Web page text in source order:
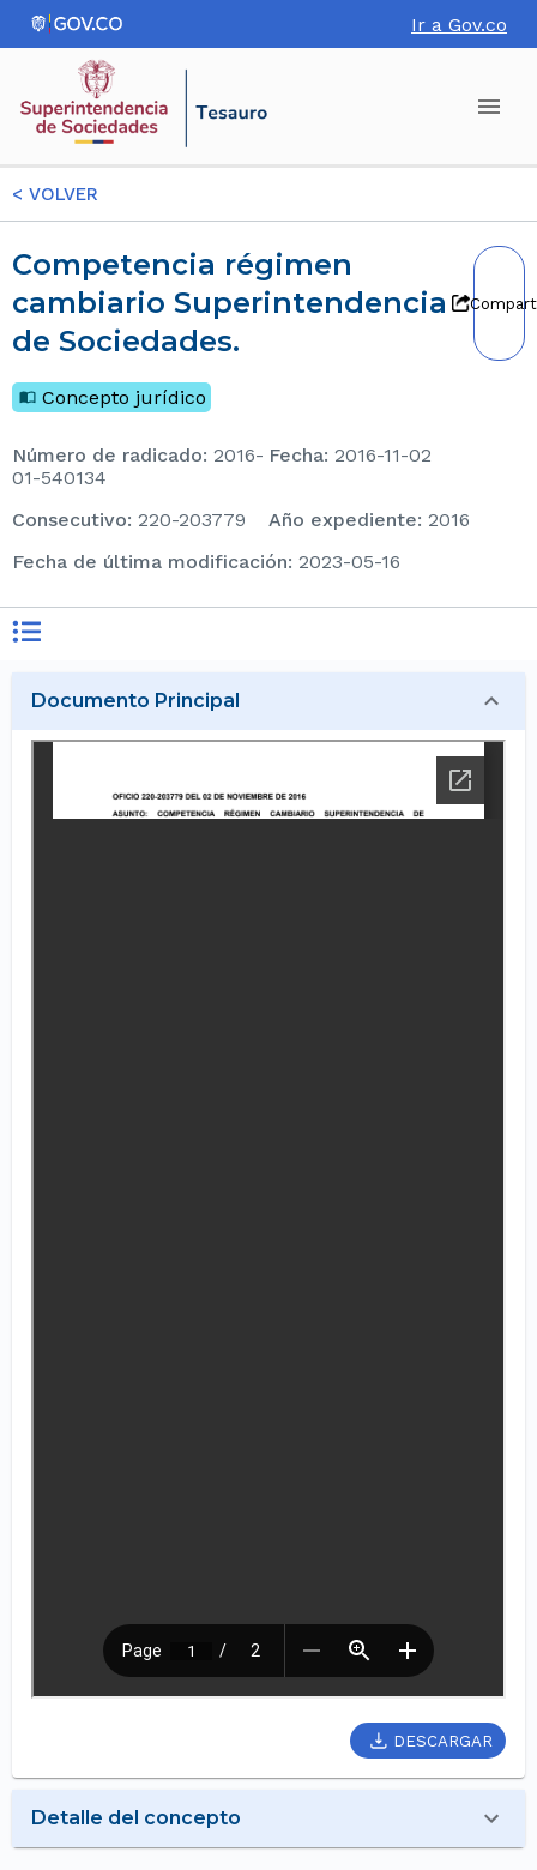
Ir a Gov.co
< VOLVER
Competencia régimen
cambiario Superintendencia
de Sociedades.
Concepto jurídico
Número de radicado: 2016-
01-540134
Fecha: 2016-11-02
consecutivo: 220-203779 Año expediente: 2016
Fecha de última modificación: 2023-05-16
Documento Principal
DESCARGAR
Detalle del concepto